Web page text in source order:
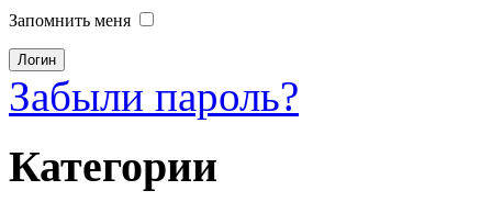
Запомнить меня
Забыли пароль?
Категории